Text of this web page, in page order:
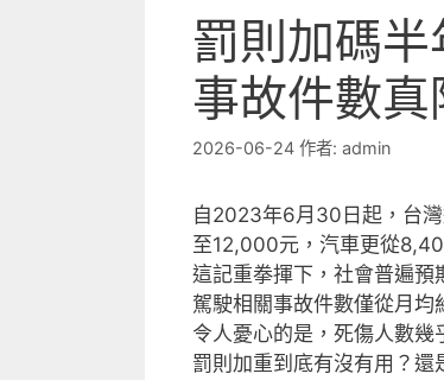
罰則加碼
事故件數真
2026-06-24 作者: admin
自2023年6月30日起，台
至12,000元，汽車更從
這記重拳揮下，社會普遍預
駕駛相關事故件數僅從月
令人憂心的是，死傷人數幾
罰則加重到底有沒有用？